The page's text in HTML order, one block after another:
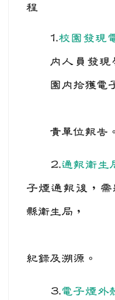
程
1.校園發現
內人員發
園內拾獲電
立
責單位報告。
2.通報衛生
子煙通報後，
縣衛生局，
進行菸
紀錄及溯源。
3.電子煙外